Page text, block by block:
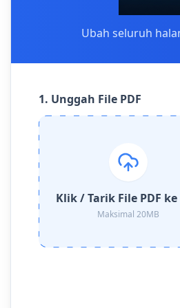
Ubah seluruh
1. Unggah File PDF
Klik / Tarik File PDF
Maksimal 20MB